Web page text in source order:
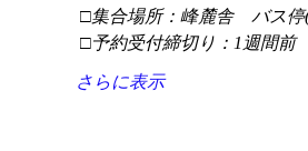
□集合場所：峰麓舎　バス
□予約受付締切り：1週間
さらに表示